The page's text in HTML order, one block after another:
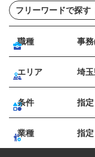
職種 事
エリア 埼
条件 指
業種 指